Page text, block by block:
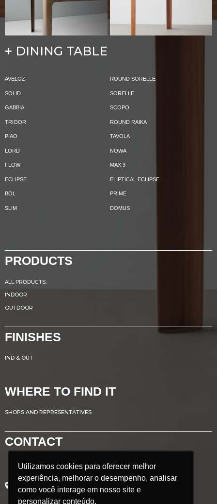
Utilizamos cookies para oferecer melhor
experiência, melhorar o desempenho, analisar
como você interage em nosso site e
personalizar conteúdo.
Utilizamos cookies para oferecer melhor
experiência, melhorar o desempenho, analisar
como você interage em nosso site e
personalizar conteúdo.
+ DINING TABLE
AVELOZ ROUND SORELLE
SOLID SORELLE
GABBIA SCOPO
TRIOOR ROUND RAIKA
PIAO TAVOLA
LORD NOWA
FLOW MAX 3
ECLIPSE ELIPTICAL ECLIPSE
BOL PRIME
SLIM DOMUS
PRODUCTS
ALL PRODUCTS:
INDOOR
OUTDOOR
FINISHES
IND & OUT
WHERE TO FIND IT
SHOPS AND REPRESENTATIVES
CONTACT
Avenida Renato Azeredo, 435
Ribeirão das Neves - MG
Brazil
POSTCODE: 33.880.302